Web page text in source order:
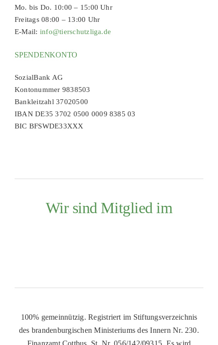
Mo. bis Do. 10:00 – 15:00 Uhr
Freitags 08:00 – 13:00 Uhr
E-Mail: info@tierschutzliga.de
SPENDENKONTO
SozialBank AG
Kontonummer 9838503
Bankleitzahl 37020500
IBAN DE35 3702 0500 0009 8385 03
BIC BFSWDE33XXX
Wir sind Mitglied im
100% gemeinnützig. Registriert im Stiftungsverzeichnis
des brandenburgischen Ministeriums des Innern Nr. 230.
Finanzamt Cottbus, St. Nr. 056/142/09315. Es wird